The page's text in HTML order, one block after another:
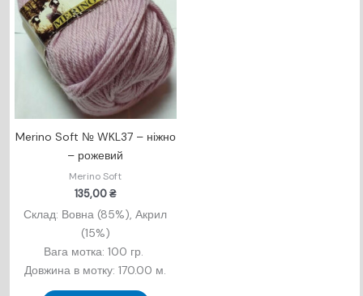
Merino Soft № WKL37 – ніжно
– рожевий
Merino Soft
135,00₴
Склад: Вовна (85%), Акрил
(15%)
Вага мотка: 100 гр.
Довжина в мотку: 170.00 м.